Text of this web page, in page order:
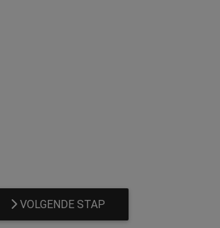
VOLGENDE STAP